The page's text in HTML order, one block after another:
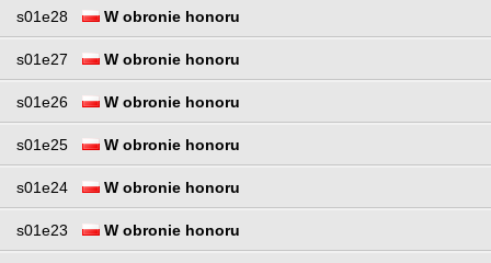
s01e28 W obronie honoru
s01e27 W obronie honoru
s01e26 W obronie honoru
s01e25 W obronie honoru
s01e24 W obronie honoru
s01e23 W obronie honoru